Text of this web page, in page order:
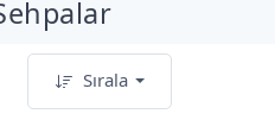
Sırala